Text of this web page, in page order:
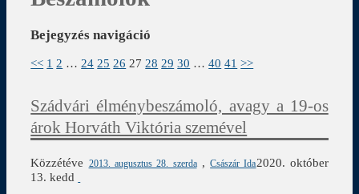
Bejegyzés navigáció
<< 1 2 … 24 25 26 27 28 29 30 … 40 41 >>
Szádvári élménybeszámoló, avagy a 19-os
árok Horváth Viktória szemével
Közzétéve 2013. augusztus 28. szerda ,Császár Ida2020. október
13. kedd